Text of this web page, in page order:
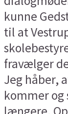
kunne
til at
fravælger
Jeg håber,
kommer og
længere.